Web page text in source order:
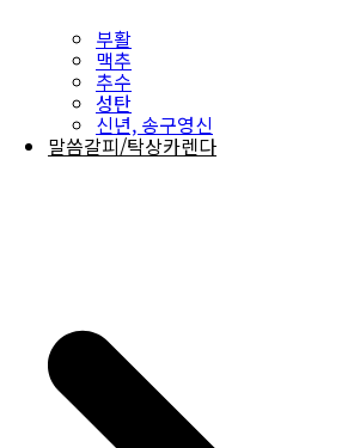
부활
맥추
추수
성탄
신년, 송구영신
말씀갈피/탁상카렌다